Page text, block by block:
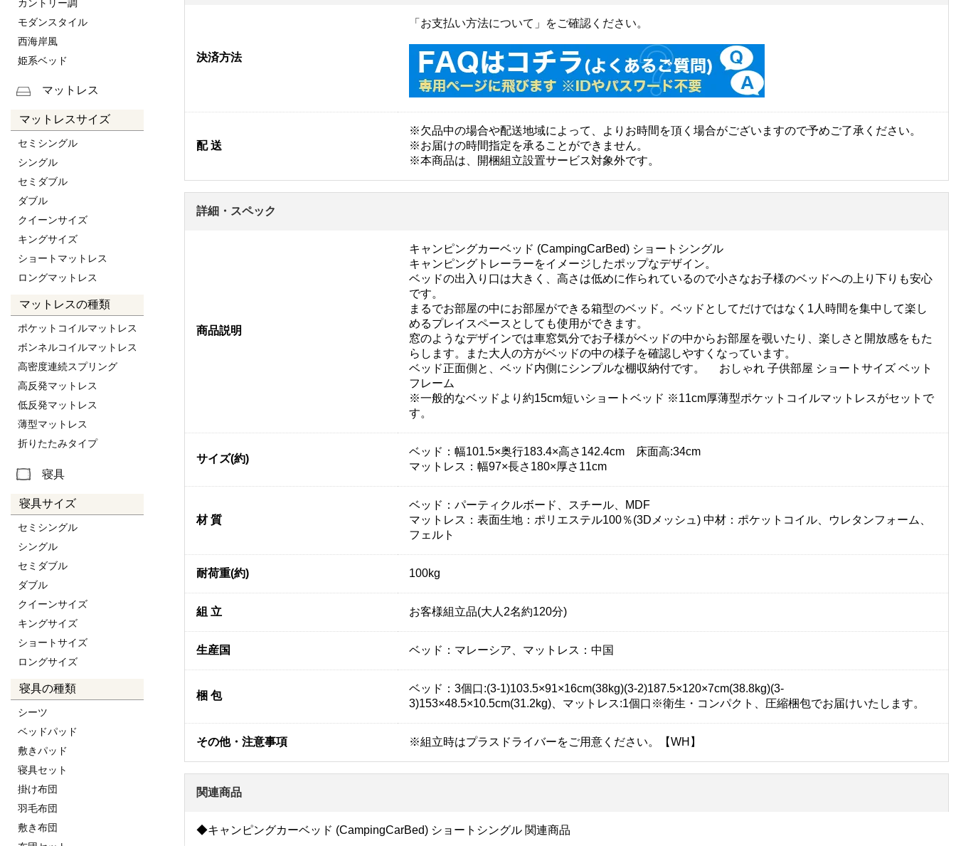
カントリー調
モダンスタイル
西海岸風
姫系ベッド
マットレス
マットレスサイズ
セミシングル
シングル
セミダブル
ダブル
クイーンサイズ
キングサイズ
ショートマットレス
ロングマットレス
マットレスの種類
ポケットコイルマットレス
ボンネルコイルマットレス
高密度連続スプリング
高反発マットレス
低反発マットレス
薄型マットレス
折りたたみタイプ
寝具
寝具サイズ
セミシングル
シングル
セミダブル
ダブル
クイーンサイズ
キングサイズ
ショートサイズ
ロングサイズ
寝具の種類
シーツ
ベッドパッド
敷きパッド
寝具セット
掛け布団
羽毛布団
敷き布団
決済方法
「お支払い方法について」をご確認ください。
配 送
※欠品中の場合や配送地域によって、よりお時間を頂く場合がございますので予めご了承ください。
※お届けの時間指定を承ることができません。
※本商品は、開梱組立設置サービス対象外です。
詳細・スペック
商品説明
キャンピングカーベッド (CampingCarBed) ショートシングル
キャンピングトレーラーをイメージしたポップなデザイン。
ベッドの出入り口は大きく、高さは低めに作られているので小さなお子様のベッドへの上り下りも安心
です。
まるでお部屋の中にお部屋ができる箱型のベッド。ベッドとしてだけではなく1人時間を集中して楽し
めるプレイスペースとしても使用ができます。
窓のようなデザインでは車窓気分でお子様がベッドの中からお部屋を覗いたり、楽しさと開放感をもた
らします。また大人の方がベッドの中の様子を確認しやすくなっています。
ベッド正面側と、ベッド内側にシンプルな棚収納付です。 おしゃれ 子供部屋 ショートサイズ ベット
フレーム
※一般的なベッドより約15cm短いショートベッド ※11cm厚薄型ポケットコイルマットレスがセットで
す。
サイズ(約)
ベッド：幅101.5×奥行183.4×高さ142.4cm 床面高:34cm
マットレス：幅97×長さ180×厚さ11cm
材 質
ベッド：パーティクルボード、スチール、MDF
マットレス：表面生地：ポリエステル100％(3Dメッシュ) 中材：ポケットコイル、ウレタンフォーム、
フェルト
耐荷重(約) 100kg
組 立 お客様組立品(大人2名約120分)
生産国 ベッド：マレーシア、マットレス：中国
梱 包
ベッド：3個口:(3-1)103.5×91×16cm(38kg)(3-2)187.5×120×7cm(38.8kg)(3-
3)153×48.5×10.5cm(31.2kg)、マットレス:1個口※衛生・コンパクト、圧縮梱包でお届けいたします。
その他・注意事項 ※組立時はプラスドライバーをご用意ください。【WH】
関連商品
◆キャンピングカーベッド (CampingCarBed) ショートシングル 関連商品